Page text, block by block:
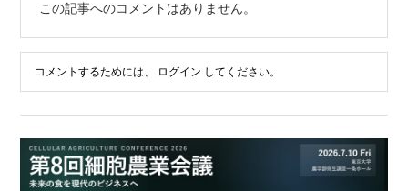
この記事へのコメントはありません。
コメントするためには、 ログイン してください。